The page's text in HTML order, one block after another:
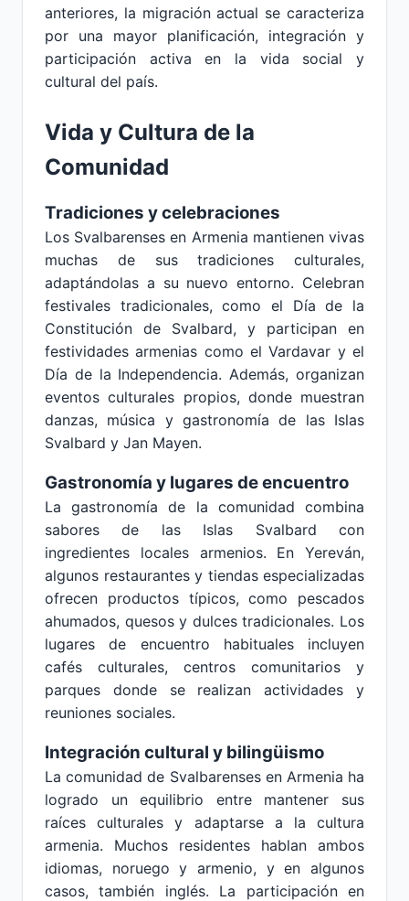
anteriores, la migración actual se caracteriza
por una mayor planificación, integración y
participación activa en la vida social y
cultural del país.
Vida y Cultura de la
Comunidad
Tradiciones y celebraciones
Los Svalbarenses en Armenia mantienen vivas
muchas de sus tradiciones culturales,
adaptándolas a su nuevo entorno. Celebran
festivales tradicionales, como el Día de la
Constitución de Svalbard, y participan en
festividades armenias como el Vardavar y el
Día de la Independencia. Además, organizan
eventos culturales propios, donde muestran
danzas, música y gastronomía de las Islas
Svalbard y Jan Mayen.
Gastronomía y lugares de encuentro
La gastronomía de la comunidad combina
sabores de las Islas Svalbard con
ingredientes locales armenios. En Yereván,
algunos restaurantes y tiendas especializadas
ofrecen productos típicos, como pescados
ahumados, quesos y dulces tradicionales. Los
lugares de encuentro habituales incluyen
cafés culturales, centros comunitarios y
parques donde se realizan actividades y
reuniones sociales.
Integración cultural y bilingüismo
La comunidad de Svalbarenses en Armenia ha
logrado un equilibrio entre mantener sus
raíces culturales y adaptarse a la cultura
armenia. Muchos residentes hablan ambos
idiomas, noruego y armenio, y en algunos
casos, también inglés. La participación en